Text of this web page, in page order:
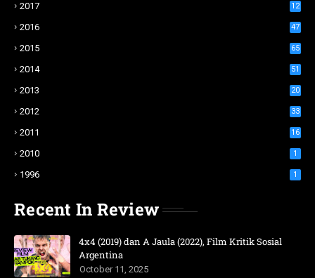
2017 12
2016 47
2015 65
2014 51
2013 20
2012 33
2011 16
2010 1
1996 1
Recent In Review
4x4 (2019) dan A Jaula (2022), Film Kritik Sosial
Argentina
October 11, 2025